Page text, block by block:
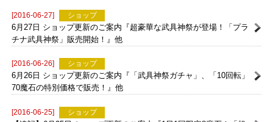
6月28日 ショップ更新のご案内『宝飾神祭、10回転購入で装備制限
80レベル以上の装飾品1つ確定のお得なキャンペーン開催！』他
6月27日 ショップ更新のご案内『超豪華な武具神祭が登場！「プラ
チナ武具神祭」販売開始！』他
6月26日 ショップ更新のご案内『「武具神祭ガチャ」、「10回転」